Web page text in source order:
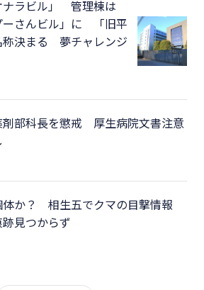
ナラビル」 管理棟は
ーさんビル」に 「旧平
称決まる 夢チャレンジ
剤部科長を懲戒 厚生病院文書注意
体か？ 相生五でクマの目撃情報
見つからず